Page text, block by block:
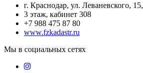
г. Краснодар, ул. Леваневского, 15,
3 этаж, кабинет 308
+7 988 475 87 80
www.fzkadastr.ru
Мы в социальных сетях